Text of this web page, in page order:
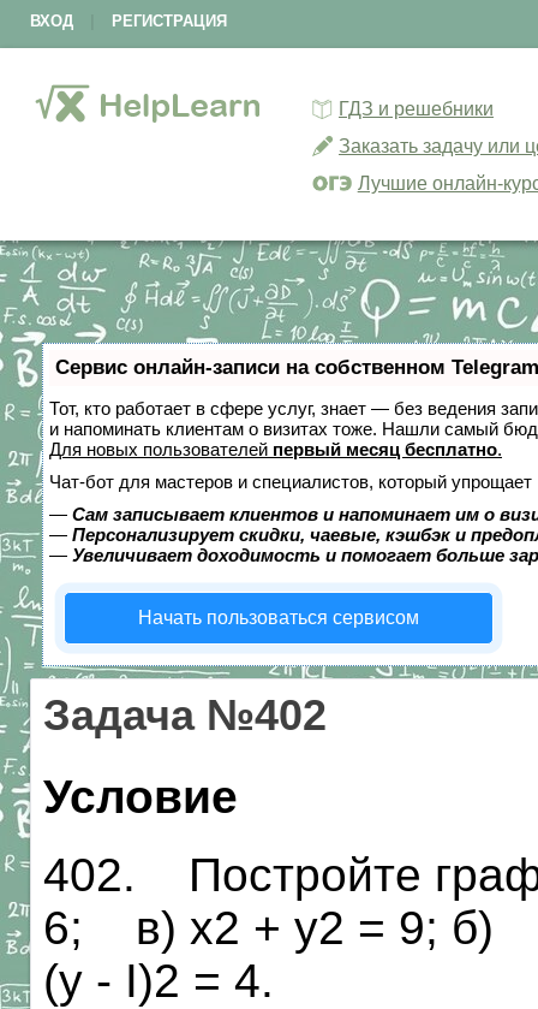
ВХОД РЕГИСТРАЦИЯ
ГДЗ и решебники
Заказать задачу или
Лучшие онлайн-
Сервис онлайн-записи на собственном
Тот, кто работает в сфере услуг, знает — без ведения
и напоминать клиентам о визитах тоже. Нашли самый
Для новых пользователей первый месяц бесплатно.
Чат-бот для мастеров и специалистов, который упрощает
— Сам записывает клиентов и напоминает им о
— Персонализирует скидки, чаевые, кэшбэк и
— Увеличивает доходимость и помогает больше
Начать пользоваться сервисом
Задача №402
Условие
402. Постройте
6; в) х2 + у2 = 9; б)
(у - I)2 = 4.